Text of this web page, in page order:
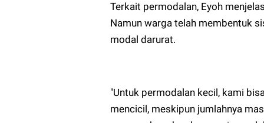
Terkait permodalan, Eyoh
Namun warga telah membentuk
modal darurat.
"Untuk permodalan kecil, kami
mencicil, meskipun jumlahnya